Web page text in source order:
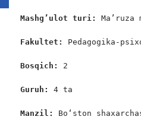
Mashg’ulot turi: Ma’ruza
Fakultet: Pedagogika-
Bosqich: 2
Guruh: 4 ta
Manzil: Bo‘ston